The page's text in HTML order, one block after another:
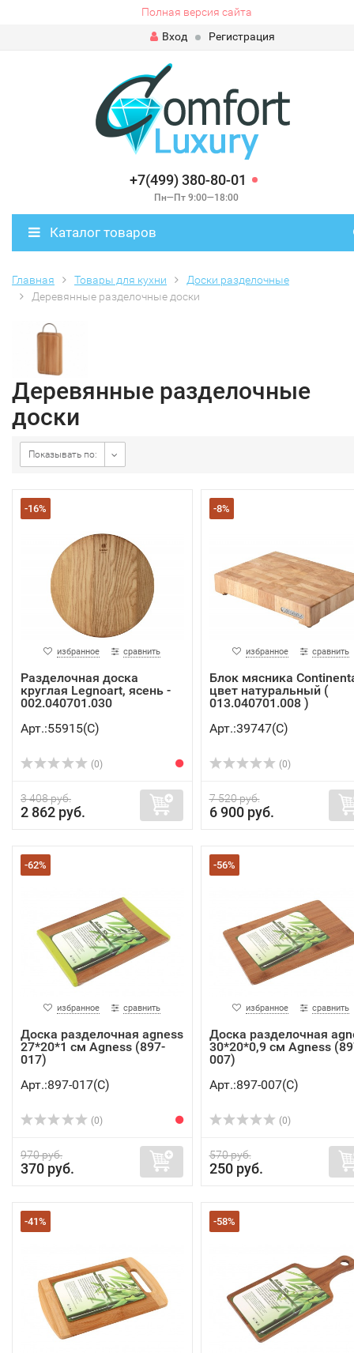
Полная версия сайта
Вход
Регистрация
+7(499) 380-80-01
Пн—Пт 9:00—18:00
Каталог товаров
Главная Товары для кухни
Доски разделочные
Деревянные разделочные доски
Деревянные разделочные
доски
Показывать по:
-16%
избранное сравнить
Разделочная доска
круглая Legnoart, ясень -
002.040701.030
Арт.:55915(C)
(0)
3 408 руб.
2 862 руб.
-8%
избранное сравнить
Блок мясника
цвет натуральный (
013.040701.008 )
Арт.:39747(C)
(0)
7 520 руб.
6 900 руб.
-62%
избранное сравнить
Доска разделочная agness
27*20*1 см Agness (897-
017)
Арт.:897-017(C)
(0)
970 руб.
370 руб.
-56%
избранное сравнить
Доска разделочная
30*20*0,9 см Agness
007)
Арт.:897-007(C)
(0)
570 руб.
250 руб.
-41% -58%